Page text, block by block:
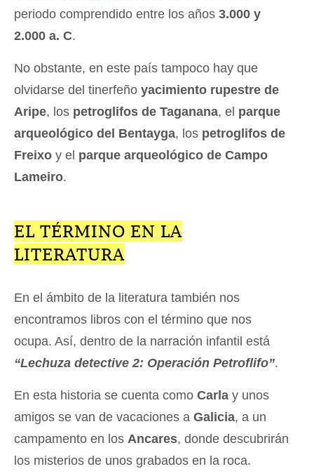
periodo comprendido entre los años 3.000 y
2.000 a. C.
No obstante, en este país tampoco hay que
olvidarse del tinerfeño yacimiento rupestre de
Aripe, los petroglifos de Taganana, el parque
arqueológico del Bentayga, los petroglifos de
Freixo y el parque arqueológico de Campo
Lameiro.
EL TÉRMINO EN LA
LITERATURA
En el ámbito de la literatura también nos
encontramos libros con el término que nos
ocupa. Así, dentro de la narración infantil está
“Lechuza detective 2: Operación Petroflifo”.
En esta historia se cuenta como Carla y unos
amigos se van de vacaciones a Galicia, a un
campamento en los Ancares, donde descubrirán
los misterios de unos grabados en la roca.